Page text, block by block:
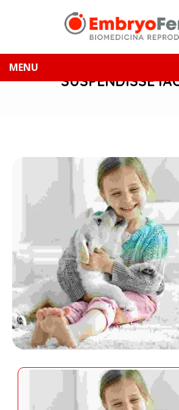
MENU
SUSPENDISSE